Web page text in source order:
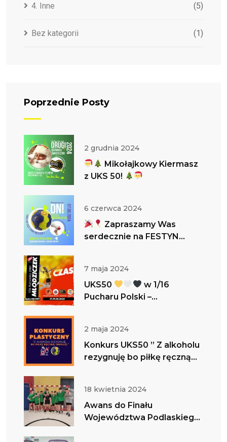
4. Inne (5)
Bez kategorii (1)
Poprzednie Posty
2 grudnia 2024
Mikołajkowy Kiermasz
z UKS 50!
6 czerwca 2024
Zapraszamy Was
serdecznie na FESTYN
7 maja 2024
UKS50
w 1/16
Pucharu Polski –
2 maja 2024
Konkurs UKS50 ” Z alkoholu
rezygnuję bo piłkę ręczną
18 kwietnia 2024
Awans do Finału
Województwa Podlaskiego